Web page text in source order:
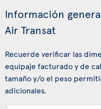
Información
Air Transat
Recuerde verificar las
equipaje facturado y de
tamaño y/o el peso
adicionales.